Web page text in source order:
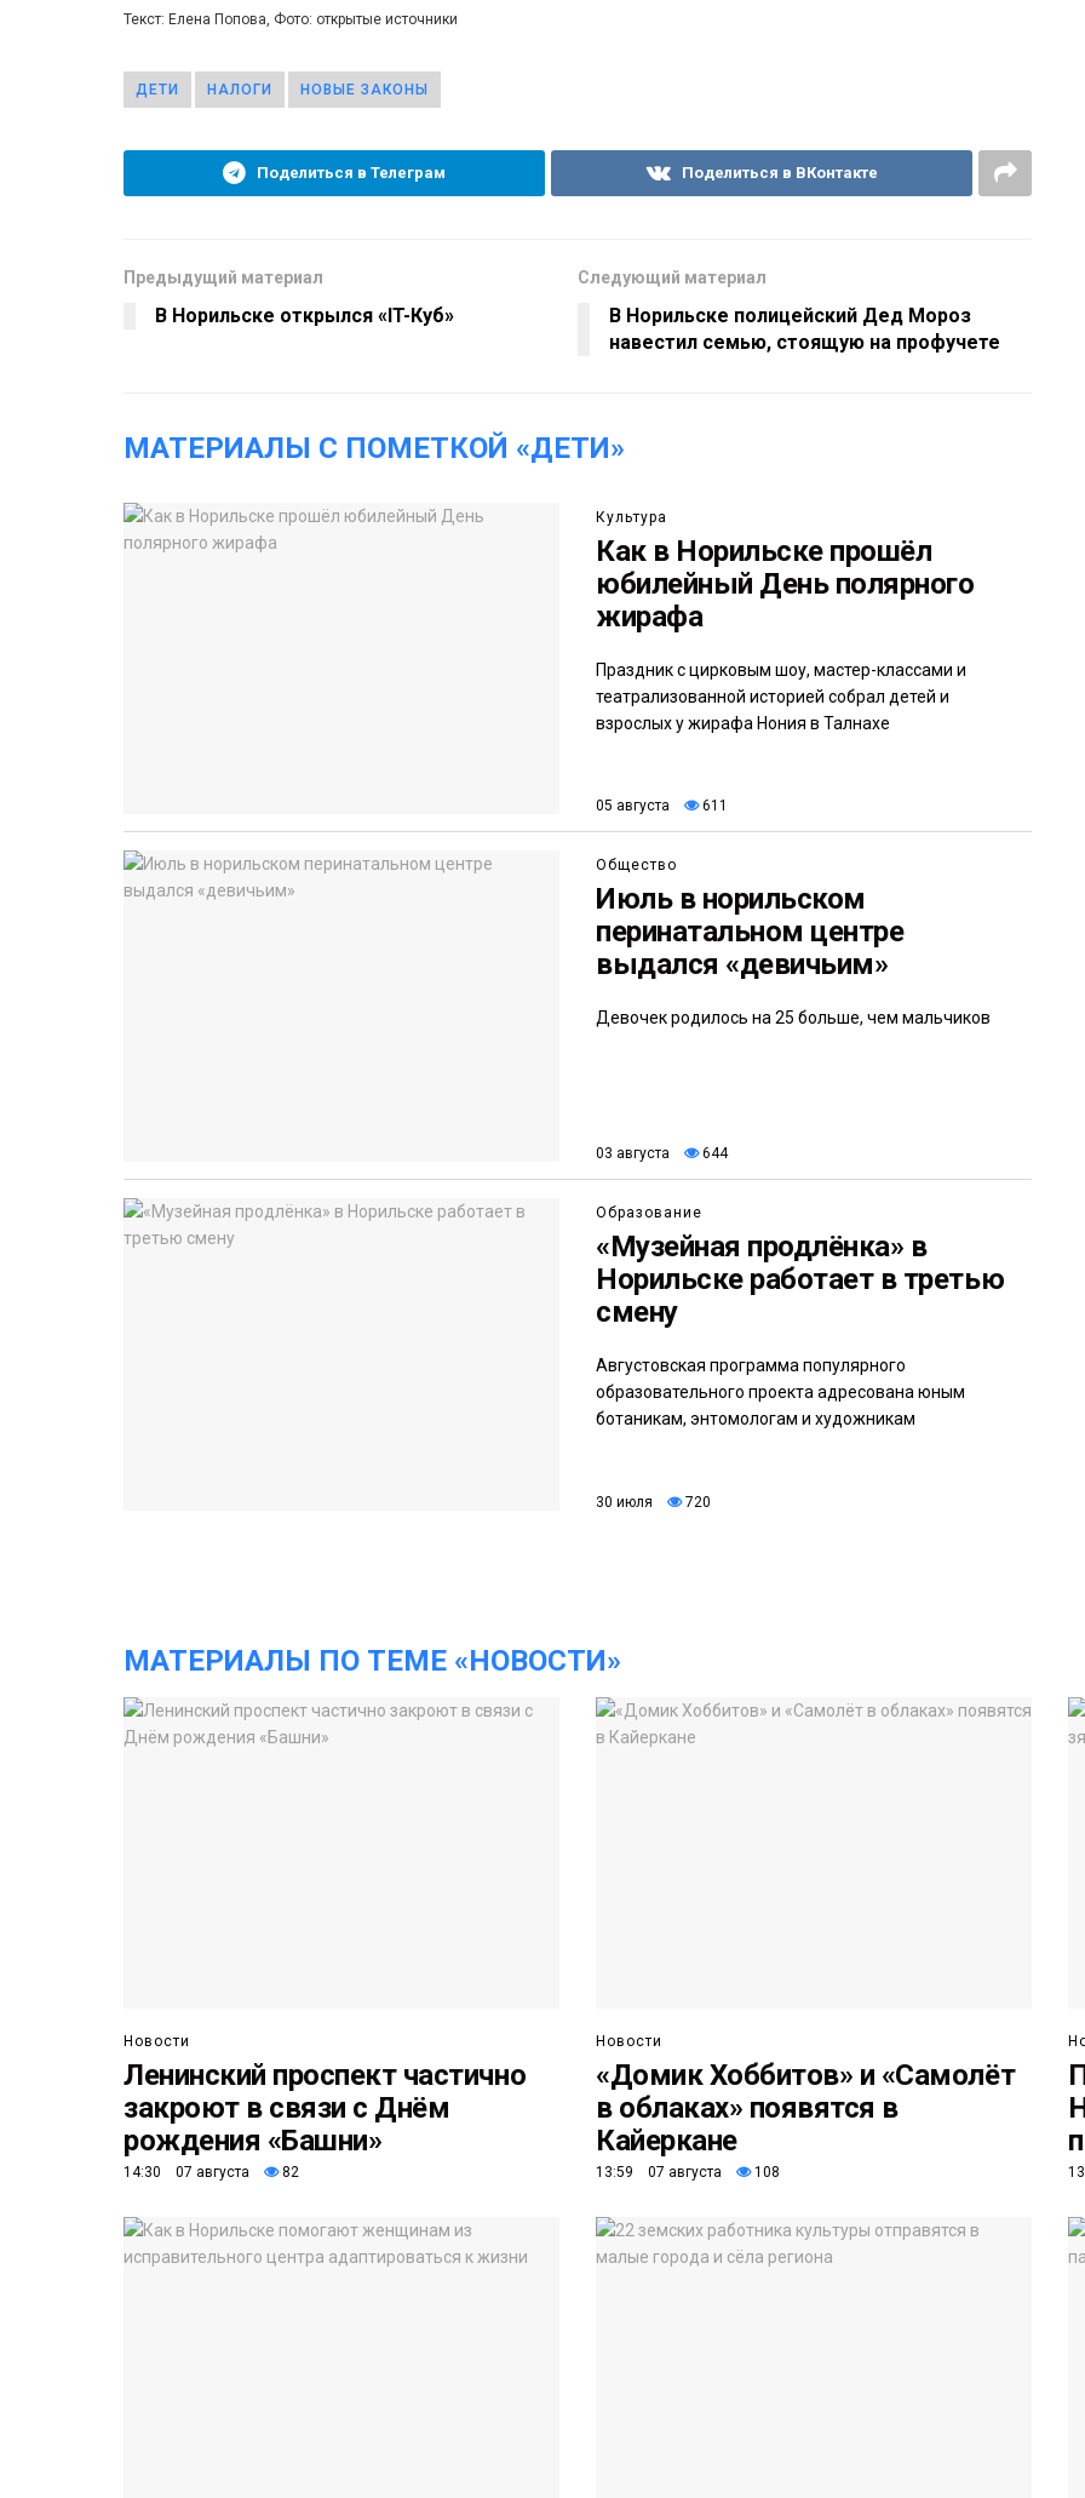
Текст: Елена Попова, Фото: открытые источники
ДЕТИ НАЛОГИ НОВЫЕ ЗАКОНЫ
Поделиться в Телеграм Поделиться в ВКонтакте
Предыдущий материал
В Норильске открылся «IT-Куб»
Следующий материал
В Норильске полицейский Дед Мороз
навестил семью, стоящую на профучете
МАТЕРИАЛЫ С ПОМЕТКОЙ «ДЕТИ»
Культура
Как в Норильске прошёл
юбилейный День полярного
жирафа
Праздник с цирковым шоу, мастер-классами и
театрализованной историей собрал детей и
взрослых у жирафа Нония в Талнахе
05 августа 611
Общество
Июль в норильском
перинатальном центре
выдался «девичьим»
Девочек родилось на 25 больше, чем мальчиков
03 августа 644
Образование
«Музейная продлёнка» в
Норильске работает в третью
смену
Августовская программа популярного
образовательного проекта адресована юным
ботаникам, энтомологам и художникам
30 июля 720
МАТЕРИАЛЫ ПО ТЕМЕ «НОВОСТИ»
Новости
Ленинский проспект частично
закроют в связи с Днём
рождения «Башни»
14:30 07 августа 82
Новости
«Домик Хоббитов» и «Самолёт
в облаках» появятся в
Кайеркане
13:59 07 августа 108